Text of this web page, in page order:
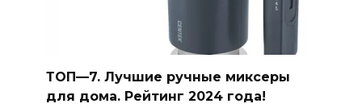
ТОП—7. Лучшие ручные миксеры
для дома. Рейтинг 2024 года!